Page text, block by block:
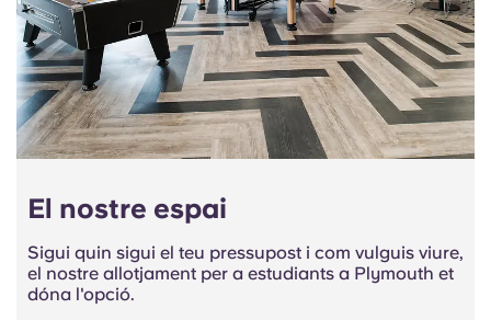
El nostre espai
Sigui quin sigui el teu pressupost i com vulguis viure,
el nostre allotjament per a estudiants a Plymouth et
dóna l'opció.